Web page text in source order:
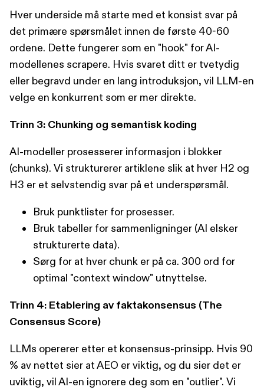
Hver underside må starte med et konsist svar på
det primære spørsmålet innen de første 40-60
ordene. Dette fungerer som en "hook" for AI-
modellenes scrapere. Hvis svaret ditt er tvetydig
eller begravd under en lang introduksjon, vil LLM-en
velge en konkurrent som er mer direkte.
Trinn 3: Chunking og semantisk koding
AI-modeller prosesserer informasjon i blokker
(chunks). Vi strukturerer artiklene slik at hver H2 og
H3 er et selvstendig svar på et underspørsmål.
Bruk punktlister for prosesser.
Bruk tabeller for sammenligninger (AI elsker
strukturerte data).
Sørg for at hver chunk er på ca. 300 ord for
optimal "context window" utnyttelse.
Trinn 4: Etablering av faktakonsensus (The
Consensus Score)
LLMs opererer etter et konsensus-prinsipp. Hvis 90
% av nettet sier at AEO er viktig, og du sier det er
uviktig, vil AI-en ignorere deg som en "outlier". Vi